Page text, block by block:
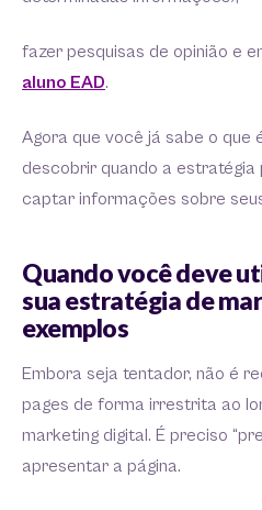
fazer pesquisas de opinião e
aluno EAD.
Agora que você já sabe o que
descobrir quando a
captar informações sobre
Quando você deve
sua estratégia de
exemplos
Embora seja tentador, não é
pages de forma irrestrita ao
marketing digital. É preciso
apresentar a página.